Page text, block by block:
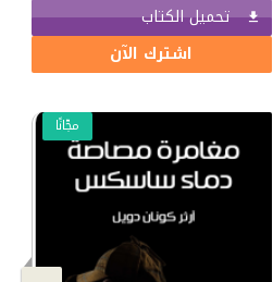
تحميل الكتاب
اشترك الآن
مجّانًا